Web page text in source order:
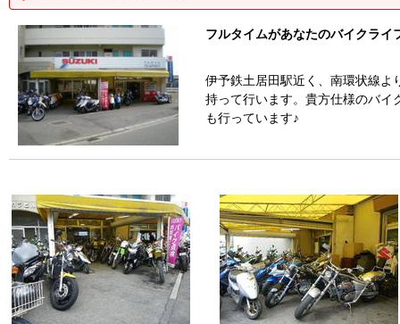
フルタイムがあなたのバイクライ
伊予鉄土居田駅近く、南環状線よ
持って行います。貴方仕様のバイ
も行っています♪